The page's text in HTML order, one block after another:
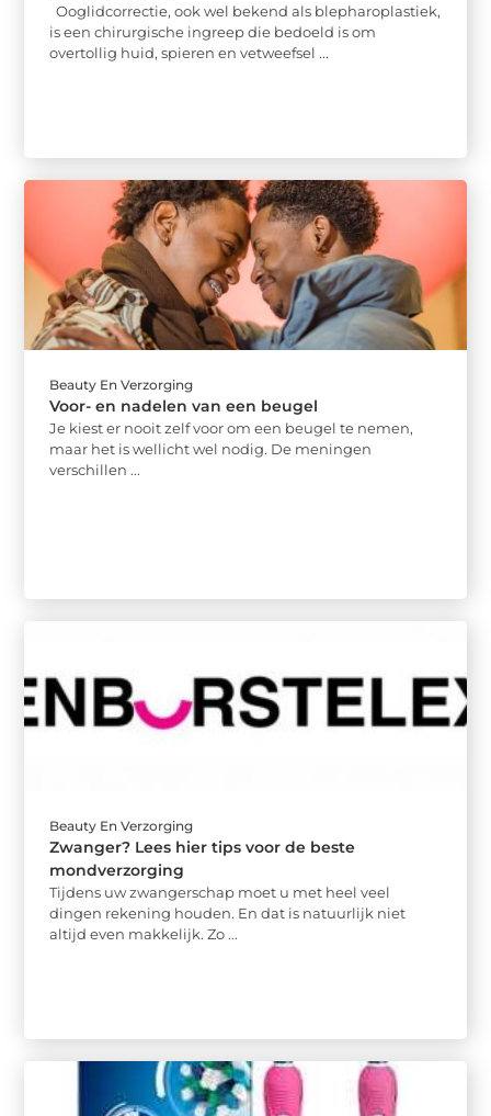
Ooglidcorrectie, ook wel bekend als blepharoplastiek,
is een chirurgische ingreep die bedoeld is om
overtollig huid, spieren en vetweefsel ...
Beauty En Verzorging
Voor- en nadelen van een beugel
Je kiest er nooit zelf voor om een beugel te nemen,
maar het is wellicht wel nodig. De meningen
verschillen ...
Beauty En Verzorging
Zwanger? Lees hier tips voor de beste
mondverzorging
Tijdens uw zwangerschap moet u met heel veel
dingen rekening houden. En dat is natuurlijk niet
altijd even makkelijk. Zo ...